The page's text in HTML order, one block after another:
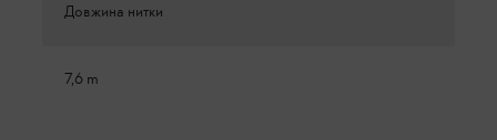
Довжина нитки
7,6 m